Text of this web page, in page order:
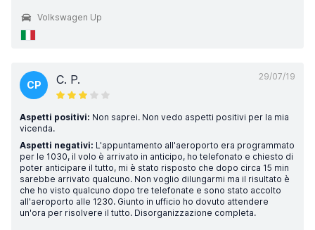
Volkswagen Up
29/07/19
CP C. P.
Aspetti positivi: Non saprei. Non vedo aspetti positivi per la mia
vicenda.
Aspetti negativi: L'appuntamento all'aeroporto era programmato
per le 1030, il volo è arrivato in anticipo, ho telefonato e chiesto di
poter anticipare il tutto, mi è stato risposto che dopo circa 15 min
sarebbe arrivato qualcuno. Non voglio dilungarmi ma il risultato è
che ho visto qualcuno dopo tre telefonate e sono stato accolto
all'aeroporto alle 1230. Giunto in ufficio ho dovuto attendere
un'ora per risolvere il tutto. Disorganizzazione completa.